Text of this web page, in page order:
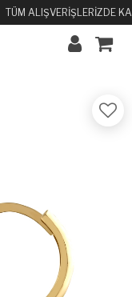
TÜM ALIŞVERİŞLERİZDE